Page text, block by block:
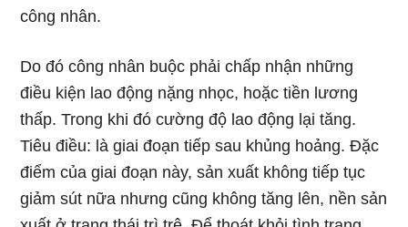
công nhân.
Do đó công nhân buộc phải chấp nhận những
điều kiện lao động nặng nhọc, hoặc tiền lương
thấp. Trong khi đó cường độ lao động lại tăng.
Tiêu điều: là giai đoạn tiếp sau khủng hoảng. Đặc
điểm của giai đoạn này, sản xuất không tiếp tục
giảm sút nữa nhưng cũng không tăng lên, nền sản